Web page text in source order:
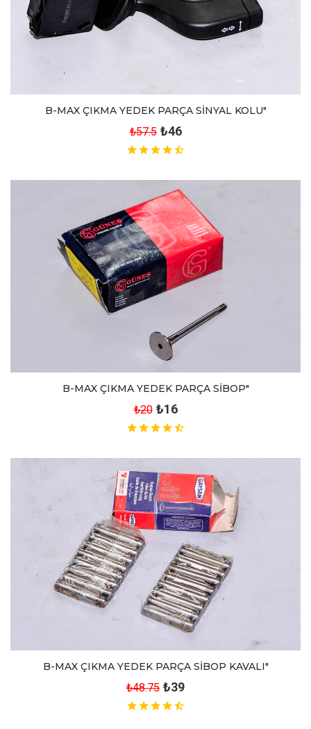
B-MAX ÇIKMA YEDEK PARÇA SİNYAL KOLU"
₺57.5 ₺46
B-MAX ÇIKMA YEDEK PARÇA SİBOP"
₺20 ₺16
B-MAX ÇIKMA YEDEK PARÇA SİBOP KAVALI"
₺48.75 ₺39